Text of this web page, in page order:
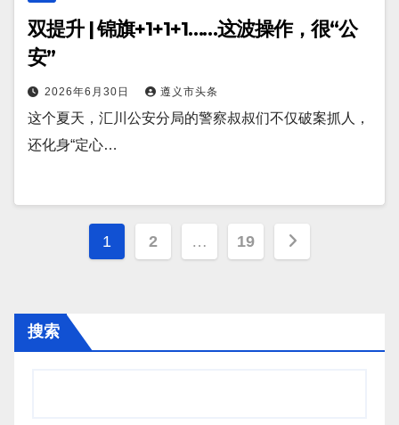
双提升 | 锦旗+1+1+1……这波操作，很“公
安”
2026年6月30日 遵义市头条
这个夏天，汇川公安分局的警察叔叔们不仅破案抓人，
还化身“定心…
文
页
1 2 … 19
搜索